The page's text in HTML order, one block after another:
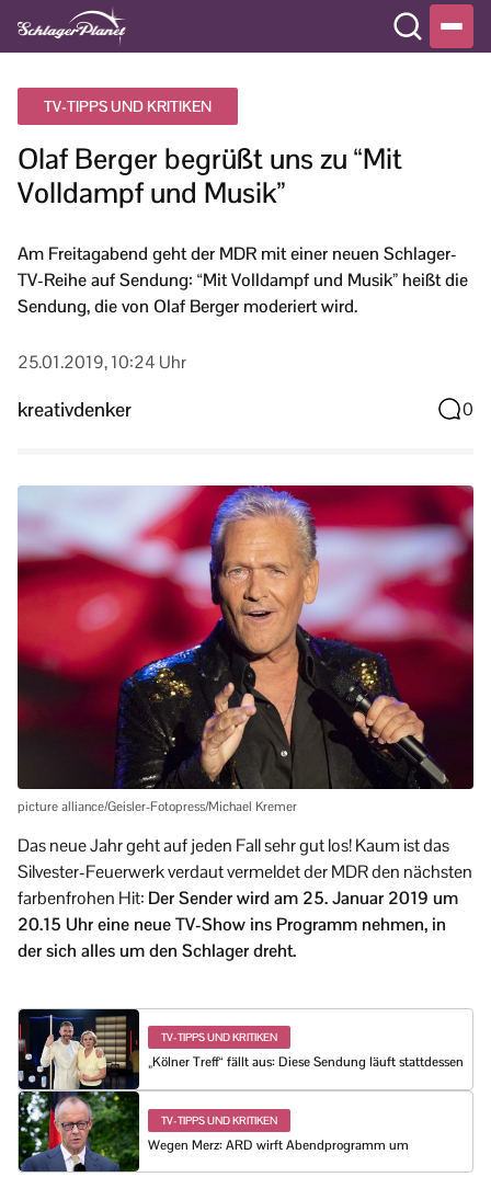
TV-TIPPS UND KRITIKEN
Olaf Berger begrüßt uns zu “Mit
Volldampf und Musik”
Am Freitagabend geht der MDR mit einer neuen Schlager-
TV-Reihe auf Sendung: “Mit Volldampf und Musik” heißt die
Sendung, die von Olaf Berger moderiert wird.
25.01.2019, 10:24 Uhr
kreativdenker 0
picture alliance/Geisler-Fotopress/Michael Kremer
Das neue Jahr geht auf jeden Fall sehr gut los! Kaum ist das
Silvester-Feuerwerk verdaut vermeldet der MDR den nächsten
farbenfrohen Hit: Der Sender wird am 25. Januar 2019 um
20.15 Uhr eine neue TV-Show ins Programm nehmen, in
der sich alles um den Schlager dreht.
TV-TIPPS UND KRITIKEN
„Kölner Treff“ fällt aus: Diese Sendung läuft stattdessen
TV-TIPPS UND KRITIKEN
Wegen Merz: ARD wirft Abendprogramm um